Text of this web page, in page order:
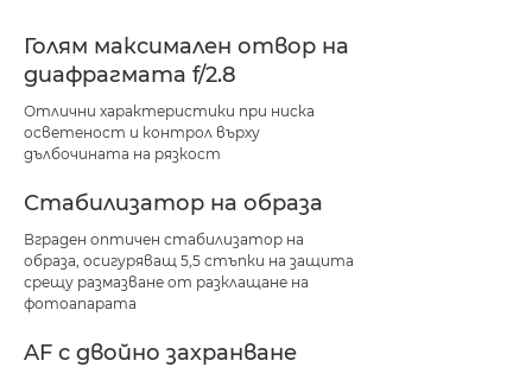
Голям максимален отвор на
диафрагмата f/2.8
Отлични характеристики при ниска
осветеност и контрол върху
дълбочината на рязкост
Стабилизатор на образа
Вграден оптичен стабилизатор на
образа, осигуряващ 5,5 стъпки на защита
срещу размазване от разклащане на
фотоапарата
AF с двойно захранване